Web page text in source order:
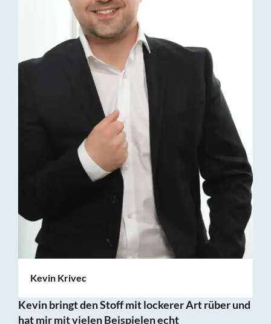
Kevin Krivec
Kevin bringt den Stoff mit lockerer Art rüber und
hat mir mit vielen Beispielen echt